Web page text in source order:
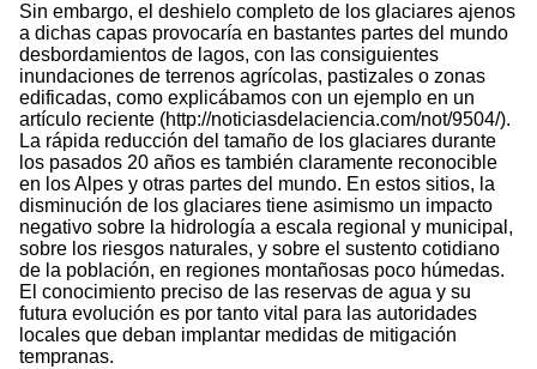
Sin embargo, el deshielo completo de los glaciares ajenos
a dichas capas provocaría en bastantes partes del mundo
desbordamientos de lagos, con las consiguientes
inundaciones de terrenos agrícolas, pastizales o zonas
edificadas, como explicábamos con un ejemplo en un
artículo reciente (http://noticiasdelaciencia.com/not/9504/).
La rápida reducción del tamaño de los glaciares durante
los pasados 20 años es también claramente reconocible
en los Alpes y otras partes del mundo. En estos sitios, la
disminución de los glaciares tiene asimismo un impacto
negativo sobre la hidrología a escala regional y municipal,
sobre los riesgos naturales, y sobre el sustento cotidiano
de la población, en regiones montañosas poco húmedas.
El conocimiento preciso de las reservas de agua y su
futura evolución es por tanto vital para las autoridades
locales que deban implantar medidas de mitigación
tempranas.